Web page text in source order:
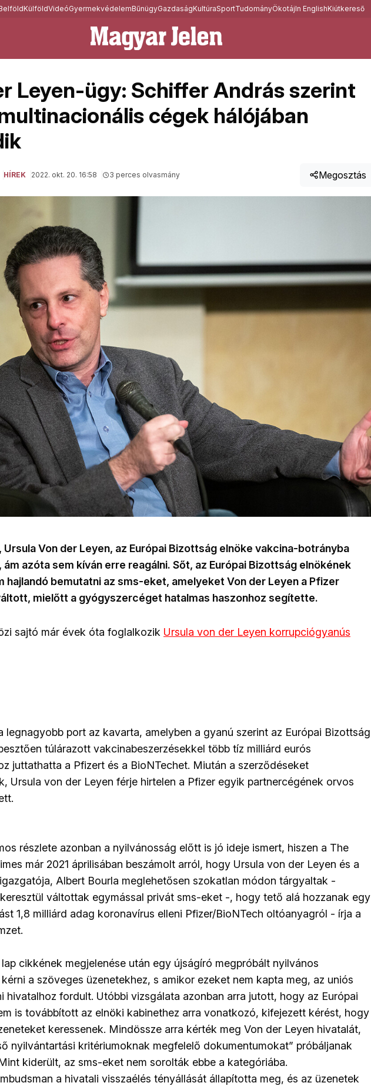
KülföldVideóGyermekvédelemBűnügyGazdaságKultúraSportTudományÖkotájIn EnglishKiútkereső
Leyen-ügy: Schiffer András szerint
cégek hálójában
HÍREK 2022. okt. 20. 16:58 3 perces olvasmány Megosztás
Ursula Von der Leyen, az Európai Bizottság elnöke vakcina-botrányba
azóta sem kíván erre reagálni. Sőt, az Európai Bizottság elnökének
hajlandó bemutatni az sms-eket, amelyeket Von der Leyen a Pfizer
mielőtt a gyógyszercéget hatalmas haszonhoz segítette.
sajtó már évek óta foglalkozik Ursula von der Leyen korrupciógyanús
legnagyobb port az kavarta, amelyben a gyanú szerint az Európai Bizottság
túlárazott vakcinabeszerzésekkel több tíz milliárd eurós
juttathatta a Pfizert és a BioNTechet. Miután a szerződéseket
Ursula von der Leyen férje hirtelen a Pfizer egyik partnercégének orvos
részlete azonban a nyilvánosság előtt is jó ideje ismert, hiszen a The
már 2021 áprilisában beszámolt arról, hogy Ursula von der Leyen és a
Albert Bourla meglehetősen szokatlan módon tárgyaltak -
váltottak egymással privát sms-eket -, hogy tető alá hozzanak egy
1,8 milliárd adag koronavírus elleni Pfizer/BioNTech oltóanyagról - írja a
cikkének megjelenése után egy újságíró megpróbált nyilvános
a szöveges üzenetekhez, s amikor ezeket nem kapta meg, az uniós
hivatalhoz fordult. Utóbbi vizsgálata azonban arra jutott, hogy az Európai
is továbbított az elnöki kabinethez arra vonatkozó, kifejezett kérést, hogy
keressenek. Mindössze arra kérték meg Von der Leyen hivatalát,
nyilvántartási kritériumoknak megfelelő dokumentumokat” próbáljanak
kiderült, az sms-eket nem sorolták ebbe a kategóriába.
a hivatali visszaélés tényállását állapította meg, és az üzenetek